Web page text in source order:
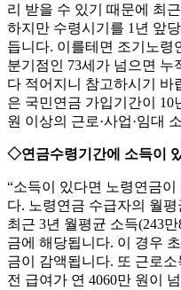
리 받을 수 있기 때문에 최
하지만 수령시기를 1년 앞
듭니다. 이를테면 조기노령
분기점인 73세가 넘으면 누
다 적어지니 참고하시기 바
은 국민연금 가입기간이 10
원 이상의 근로·사업·임대
◇연금수령기간에 소득이
“소득이 있다면 노령연금
다. 노령연금 수급자의 월
최근 3년 월평균 소득(243
금에 해당됩니다. 이 경우
금이 감액됩니다. 또 근로
전 급여가 연 4060만 원이